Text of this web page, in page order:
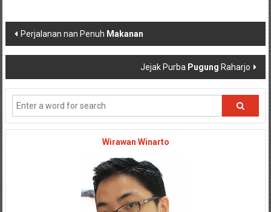
Post navigation
Perjalanan nan Penuh Makanan
Jejak Purba Pugung Raharjo
Wirawan Winarto